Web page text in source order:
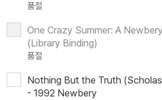
품절
One Crazy Summer: A
(Library Binding)
품절
Nothing But the Truth
- 1992 Newbery